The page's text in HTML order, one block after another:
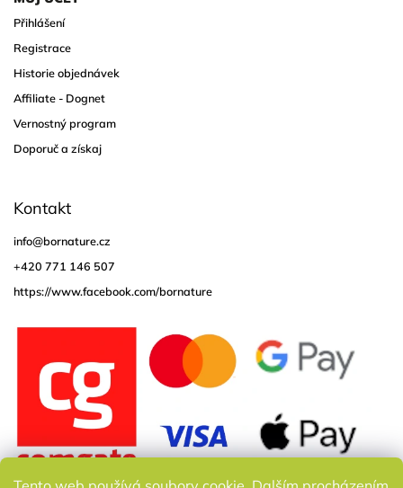
Přihlášení
Registrace
Historie objednávek
Affiliate - Dognet
Vernostný program
Doporuč a získaj
Kontakt
info@bornature.cz
+420 771 146 507
https://www.facebook.com/bornature